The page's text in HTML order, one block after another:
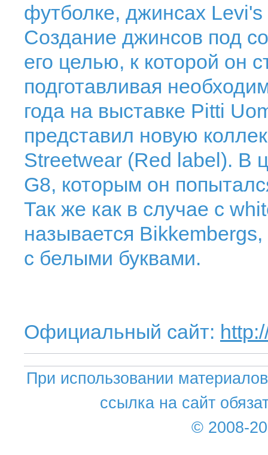
футболке, джинсах Levi's
Создание джинсов под
его целью, к которой он
подготавливая
года на выставке Pitti
представил новую
Streetwear (Red label). В
G8, которым он
Так же как в случае с
называется
с белыми буквами.
Официальный сайт:
При использовании
ссылка на сайт
© 2008-